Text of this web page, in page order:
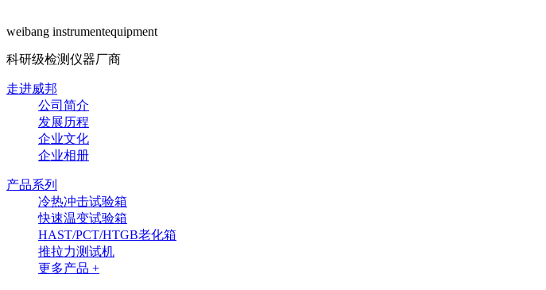
weibang instrumentequipment
科研级检测仪器厂商
走进威邦
公司简介
发展历程
企业文化
企业相册
产品系列
冷热冲击试验箱
快速温变试验箱
HAST/PCT/HTGB老化箱
推拉力测试机
更多产品 +